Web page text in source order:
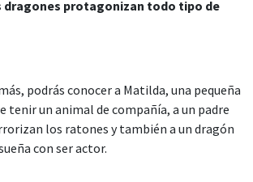
dragones protagonizan todo tipo de
podrás conocer a Matilda, una pequeña
tenir un animal de compañía, a un padre
los ratones y también a un dragón
con ser actor.